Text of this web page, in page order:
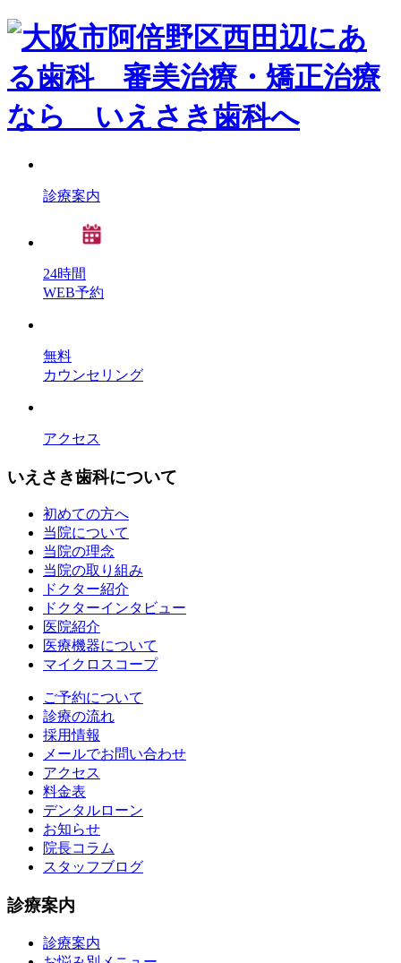
診療案内
24時間
WEB予約
無料
カウンセリング
アクセス
いえさき歯科について
初めての方へ
当院について
当院の理念
当院の取り組み
ドクター紹介
ドクターインタビュー
医院紹介
医療機器について
マイクロスコープ
ご予約について
診療の流れ
採用情報
メールでお問い合わせ
アクセス
料金表
デンタルローン
お知らせ
院長コラム
スタッフブログ
診療案内
診療案内